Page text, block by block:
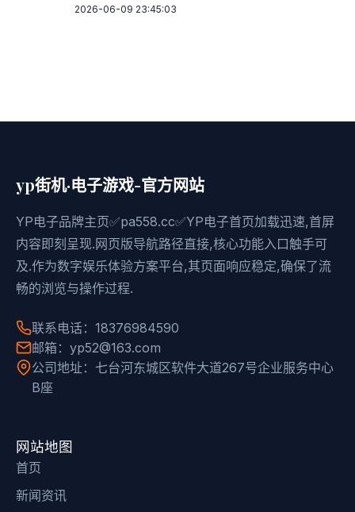
2026-06-09 23:45:03
yp街机·电子游戏-官方网站
YP电子品牌主页✅pa558.cc✅YP电子首页加载迅速,首屏
内容即刻呈现.网页版导航路径直接,核心功能入口触手可
及.作为数字娱乐体验方案平台,其页面响应稳定,确保了流
畅的浏览与操作过程.
联系电话：18376984590
邮箱：yp52@163.com
公司地址：七台河东城区软件大道267号企业服务中心
B座
网站地图
首页
新闻资讯